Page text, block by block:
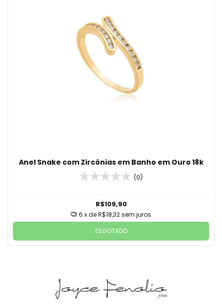
Anel Snake com Zircônias em Banho em Ouro 18k
(0)
R$109,90
6 x deR$18,32sem juros
ESGOTADO